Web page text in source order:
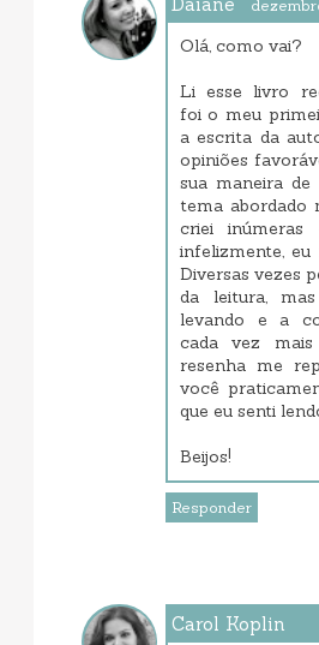
Olá, como vai?
Li esse livro
foi o meu
a escrita da
opiniões
sua maneira
tema abordado
criei inúmeras
infelizmente, eu
Diversas vezes
da leitura,
levando e a
cada vez mais
resenha me
você
que eu senti
Beijos!
Responder
Carol Koplin